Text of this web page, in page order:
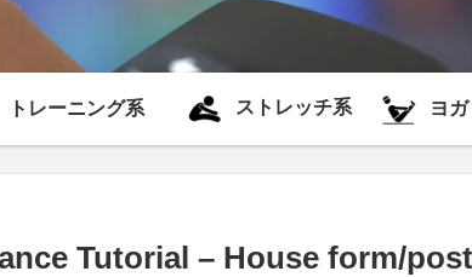
トレーニング系 ストレッチ系 ヨ
Tutorial – House form/